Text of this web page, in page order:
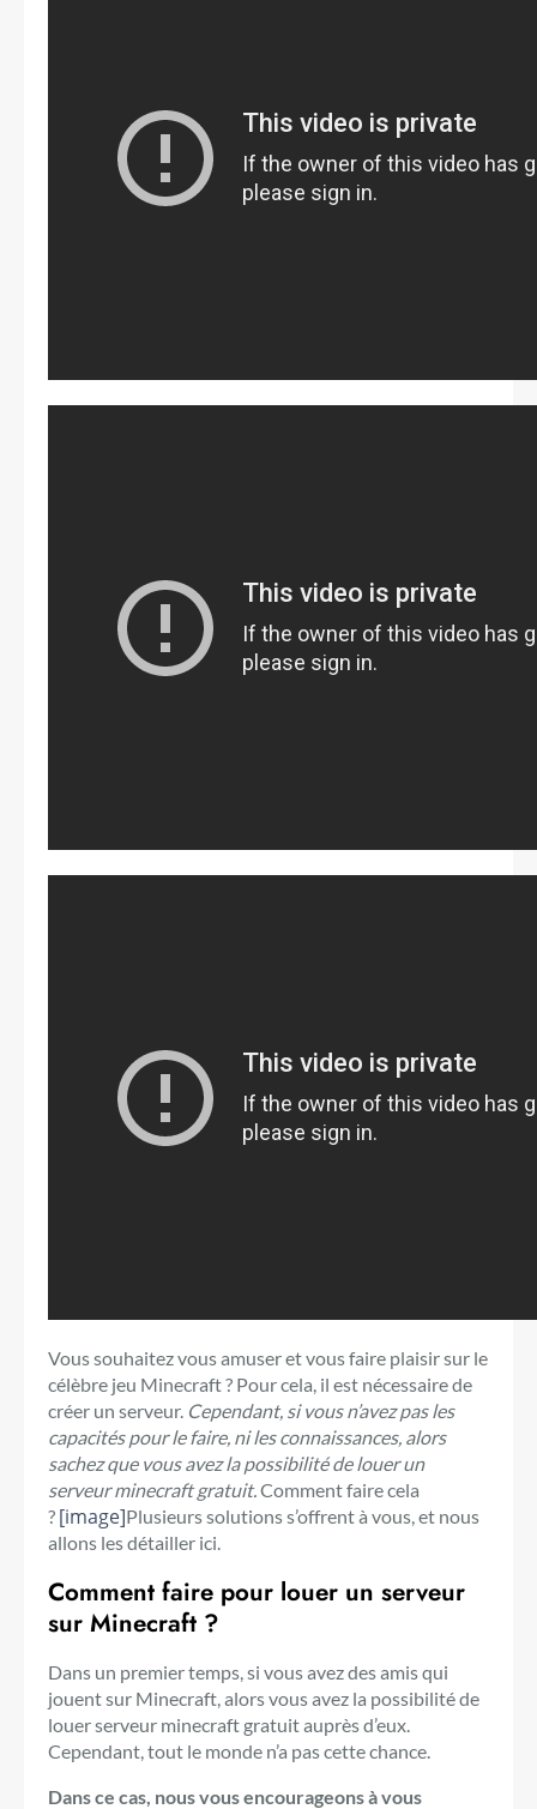
Vous souhaitez vous amuser et vous faire plaisir sur le
célèbre jeu Minecraft ? Pour cela, il est nécessaire de
créer un serveur. Cependant, si vous n’avez pas les
capacités pour le faire, ni les connaissances, alors
sachez que vous avez la possibilité de louer un
serveur minecraft gratuit. Comment faire cela
? [image]Plusieurs solutions s’offrent à vous, et nous
allons les détailler ici.
Comment faire pour louer un serveur
sur Minecraft ?
Dans un premier temps, si vous avez des amis qui
jouent sur Minecraft, alors vous avez la possibilité de
louer serveur minecraft gratuit auprès d’eux.
Cependant, tout le monde n’a pas cette chance.
Dans ce cas, nous vous encourageons à vous